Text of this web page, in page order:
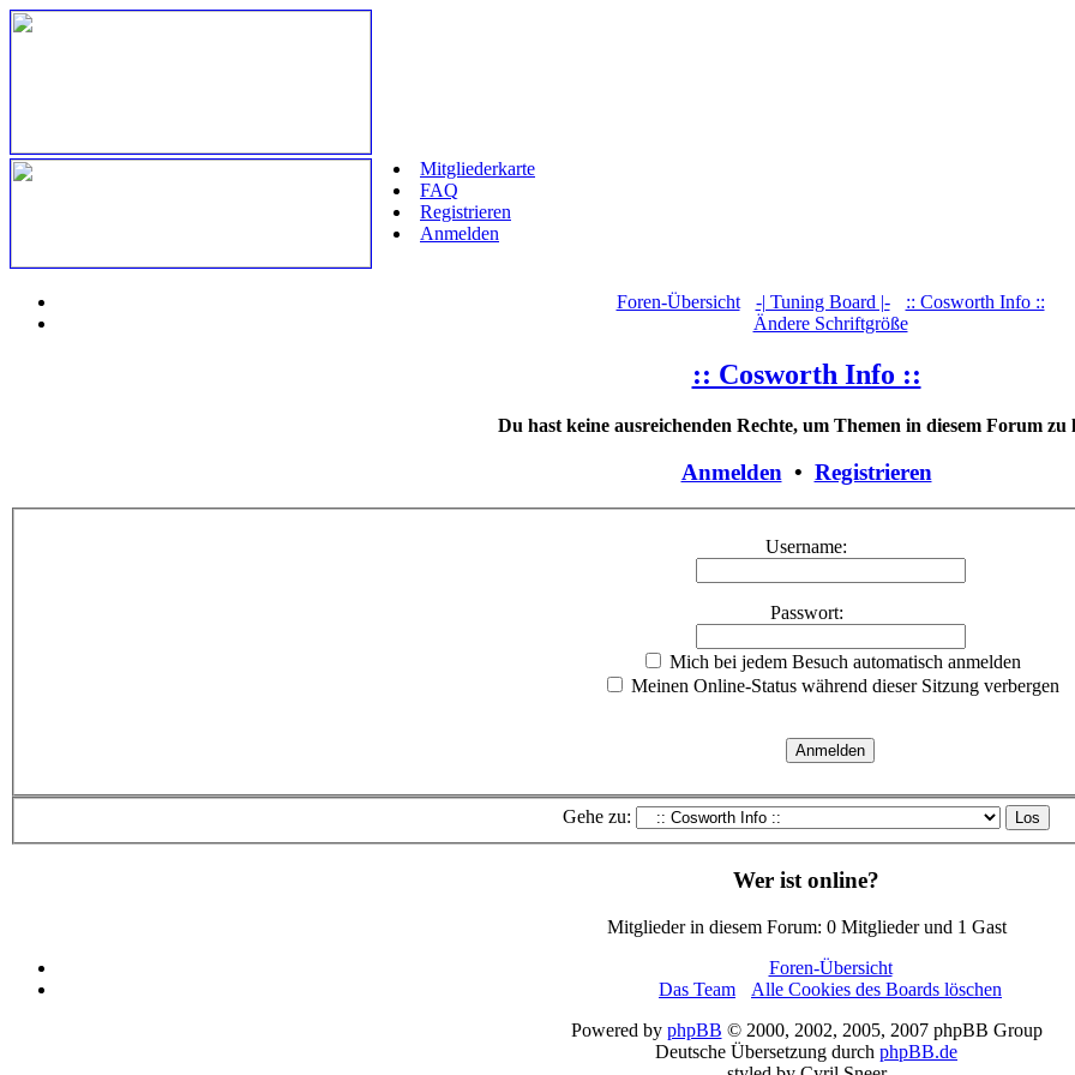
Mitgliederkarte
FAQ
Registrieren
Anmelden
Foren-Übersicht -| Tuning Board |-
:: Cosworth Info ::
Ändere Schriftgröße
:: Cosworth Info ::
Du hast keine ausreichenden Rechte, um Themen in diesem Forum zu
Anmelden • Registrieren
Username:
Passwort:
Mich bei jedem Besuch automatisch anmelden
Meinen Online-Status während dieser Sitzung verbergen
Gehe zu:
Wer ist online?
Mitglieder in diesem Forum: 0 Mitglieder und 1 Gast
Foren-Übersicht
Das Team
Alle Cookies des Boards löschen
Powered by phpBB © 2000, 2002, 2005, 2007 phpBB Group
Deutsche Übersetzung durch phpBB.de